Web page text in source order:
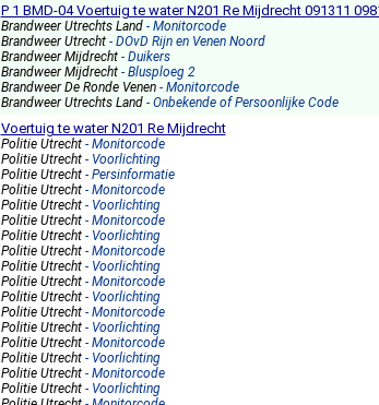
P 1 BMD-04 Voertuig te water N201 Re Mijdrecht 091311
Brandweer Utrechts Land - Monitorcode
Brandweer Utrecht - DOvD Rijn en Venen Noord
Brandweer Mijdrecht - Duikers
Brandweer Mijdrecht - Blusploeg 2
Brandweer De Ronde Venen - Monitorcode
Brandweer Utrechts Land - Onbekende of Persoonlijke Code
Voertuig te water N201 Re Mijdrecht
Politie Utrecht - Monitorcode
Politie Utrecht - Voorlichting
Politie Utrecht - Persinformatie
Politie Utrecht - Monitorcode
Politie Utrecht - Voorlichting
Politie Utrecht - Monitorcode
Politie Utrecht - Voorlichting
Politie Utrecht - Monitorcode
Politie Utrecht - Voorlichting
Politie Utrecht - Monitorcode
Politie Utrecht - Voorlichting
Politie Utrecht - Monitorcode
Politie Utrecht - Voorlichting
Politie Utrecht - Monitorcode
Politie Utrecht - Voorlichting
Politie Utrecht - Monitorcode
Politie Utrecht - Voorlichting